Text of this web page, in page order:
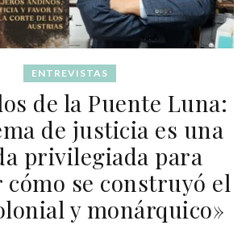
ENTREVISTAS
de la Puente Luna:
de justicia es una
privilegiada para
cómo se construyó el
y monárquico»